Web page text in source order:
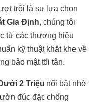
trội là sự lựa chọn
Gia Định, chúng tôi
từ các thương hiệu
kỹ thuật khắt khe về
bảo mật tối tân.
2 Triệu nổi bật nhờ
đúc đặc chống